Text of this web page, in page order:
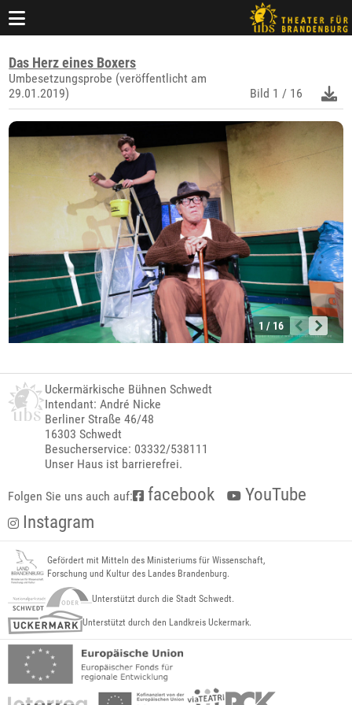
Das Herz eines Boxers
Umbesetzungsprobe (veröffentlicht am
29.01.2019)
Bild 1 / 16
1 / 16
Uckermärkische Bühnen Schwedt
Intendant: André Nicke
Berliner Straße 46/48
16303 Schwedt
Besucherservice: 03332/538111
Unser Haus ist barrierefrei.
Folgen Sie uns auch auf: facebook
YouTube
Instagram
Gefördert mit Mitteln des Ministeriums für Wissenschaft,
Forschung und Kultur des Landes Brandenburg.
Unterstützt durch die Stadt Schwedt.
Unterstützt durch den Landkreis Uckermark.